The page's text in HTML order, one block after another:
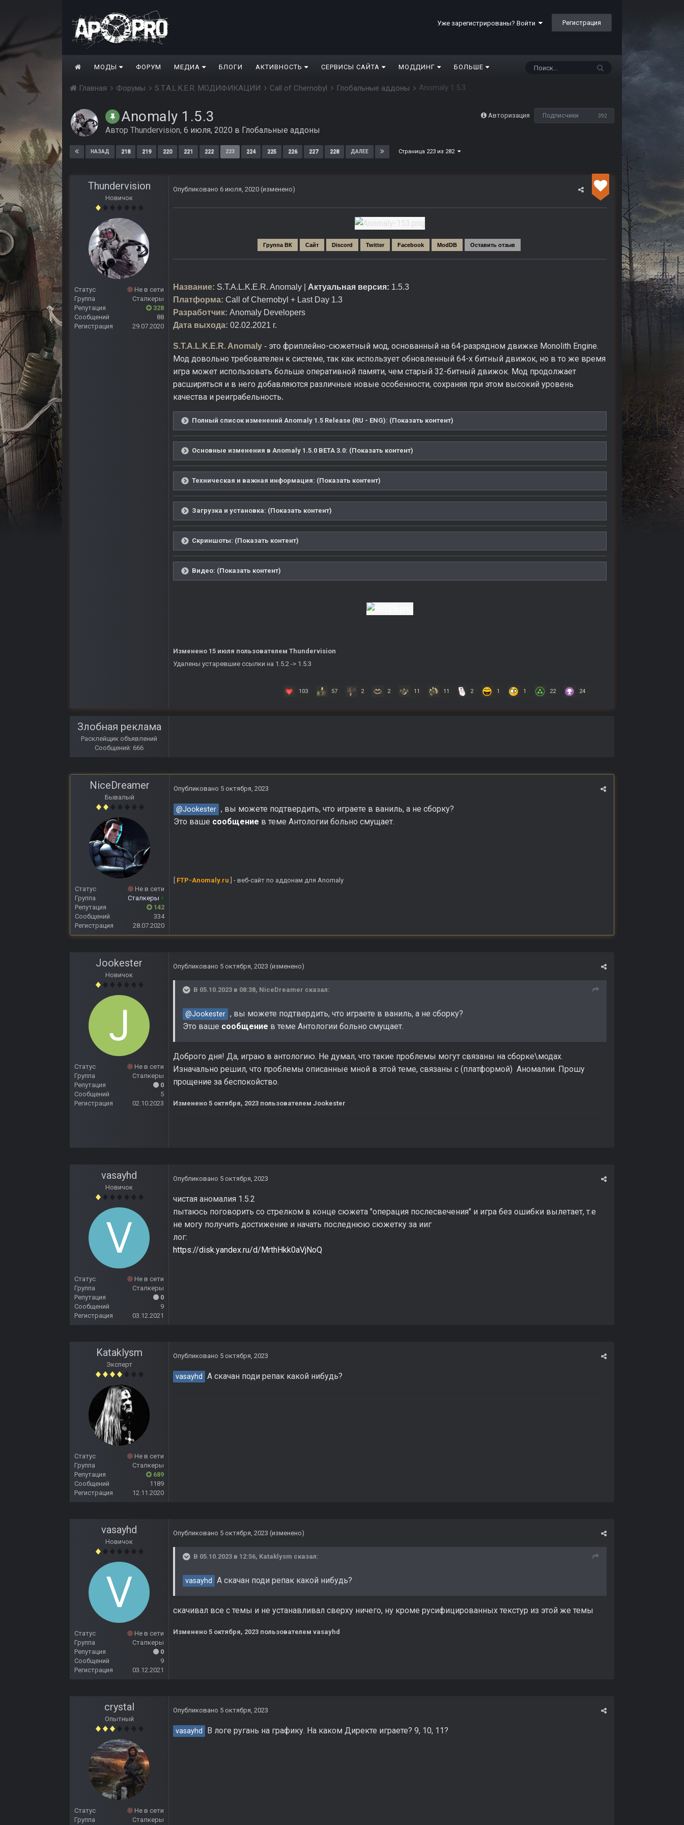
Уже зарегистрированы? Войти Регистрация
МОДЫ ФОРУМ МЕДИА БЛОГИ АКТИВНОСТЬ СЕРВИСЫ САЙТА МОДДИНГ БОЛЬШЕ
Главная Форумы S.T.A.L.K.E.R. МОДИФИКАЦИИ Call of Chernobyl Глобальные аддоны Anomaly 1.5.3
Авторизация Подписчики 392
Anomaly 1.5.3
Автор Thundervision, 6 июля, 2020 в Глобальные аддоны
НАЗАД 218 219 220 221 222 223 224 225 226 227 228 ДАЛЕЕ Страница 223 из 282
Thundervision
Новичок
Статус
Не в сети
Группа
Сталкеры
Репутация
328
Сообщений
88
Регистрация
29.07.2020
Опубликовано 6 июля, 2020 (изменено)
Группа ВК Сайт Discord Twitter Facebook ModDB Оставить отзыв
Название: S.T.A.L.K.E.R. Anomaly | Актуальная версия: 1.5.3
Платформа: Call of Chernobyl + Last Day 1.3
Разработчик: Anomaly Developers
Дата выхода: 02.02.2021 г.
S.T.A.L.K.E.R. Anomaly - это фриплейно-сюжетный мод, основанный на 64-разрядном движке Monolith Engine.
Мод довольно требователен к системе, так как использует обновленный 64-х битный движок, но в то же время
игра может использовать больше оперативной памяти, чем старый 32-битный движок. Мод продолжает
расширяться и в него добавляются различные новые особенности, сохраняя при этом высокий уровень
качества и реиграбельность.
Полный список изменений Anomaly 1.5 Release (RU - ENG): (Показать контент)
Основные изменения в Anomaly 1.5.0 BETA 3.0: (Показать контент)
Техническая и важная информация: (Показать контент)
Загрузка и установка: (Показать контент)
Скриншоты: (Показать контент)
Видео: (Показать контент)
Изменено 15 июля пользователем Thundervision
Удалены устаревшие ссылки на 1.5.2 -> 1.5.3
103 57 2 2 11 11 2 1 1 22 24
Злобная реклама
Расклейщик объявлений
Сообщений: 666
NiceDreamer
Бывалый
Статус
Не в сети
Группа
Сталкеры +
Репутация
142
Сообщений
334
Регистрация
28.07.2020
Опубликовано 5 октября, 2023
@Jookester , вы можете подтвердить, что играете в ваниль, а не сборку?
Это ваше сообщение в теме Антологии больно смущает.
FTP-Anomaly.ru ] - веб-сайт по аддонам для Anomaly
Jookester
Новичок
Статус
Не в сети
Группа
Сталкеры
Репутация
0
Сообщений
5
Регистрация
02.10.2023
Опубликовано 5 октября, 2023 (изменено)
В 05.10.2023 в 08:38, NiceDreamer сказал:
@Jookester , вы можете подтвердить, что играете в ваниль, а не сборку?
Это ваше сообщение в теме Антологии больно смущает.
Доброго дня! Да, играю в антологию. Не думал, что такие проблемы могут связаны на сборке\модах.
Изначально решил, что проблемы описанные мной в этой теме, связаны с (платформой) Аномалии. Прошу
прощение за беспокойство.
Изменено 5 октября, 2023 пользователем Jookester
vasayhd
Новичок
Статус
Не в сети
Группа
Сталкеры
Репутация
0
Сообщений
9
Регистрация
03.12.2021
Опубликовано 5 октября, 2023
чистая аномалия 1.5.2
пытаюсь поговорить со стрелком в конце сюжета "операция послесвечения" и игра без ошибки вылетает, т.е
не могу получить достижение и начать последнюю сюжетку за ииг
лог:
https://disk.yandex.ru/d/MrthHkk0aVjNoQ
Kataklysm
Эксперт
Статус
Не в сети
Группа
Сталкеры
Репутация
689
Сообщений
1189
Регистрация
12.11.2020
Опубликовано 5 октября, 2023
vasayhd А скачан поди репак какой нибудь?
vasayhd
Новичок
Статус
Не в сети
Группа
Сталкеры
Репутация
0
Сообщений
9
Регистрация
03.12.2021
Опубликовано 5 октября, 2023 (изменено)
В 05.10.2023 в 12:56, Kataklysm сказал:
vasayhd А скачан поди репак какой нибудь?
скачивал все с темы и не устанавливал сверху ничего, ну кроме русифицированных текстур из этой же темы
Изменено 5 октября, 2023 пользователем vasayhd
crystal
Опытный
Статус
Не в сети
Группа
Сталкеры
Опубликовано 5 октября, 2023
vasayhd В логе ругань на графику. На каком Директе играете? 9, 10, 11?